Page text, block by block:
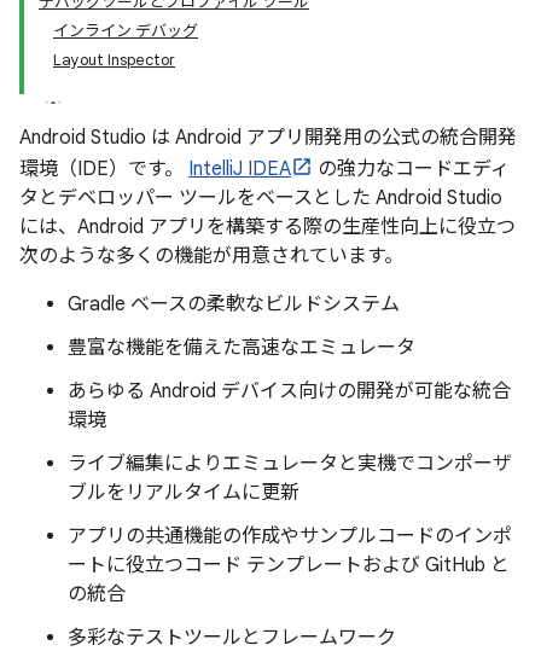
インライン デバッグ
Layout Inspector
Android Studio は Android アプリ開発用の公式の統合開発
環境（IDE）です。 IntelliJ IDEA
の強力なコードエディ
タとデベロッパー ツールをベースとした Android Studio
には、Android アプリを構築する際の生産性向上に役立つ
次のような多くの機能が用意されています。
Gradle ベースの柔軟なビルドシステム
豊富な機能を備えた高速なエミュレータ
あらゆる Android デバイス向けの開発が可能な統合
環境
ライブ編集によりエミュレータと実機でコンポーザ
ブルをリアルタイムに更新
アプリの共通機能の作成やサンプルコードのインポ
ートに役立つコード テンプレートおよび GitHub と
の統合
多彩なテストツールとフレームワーク